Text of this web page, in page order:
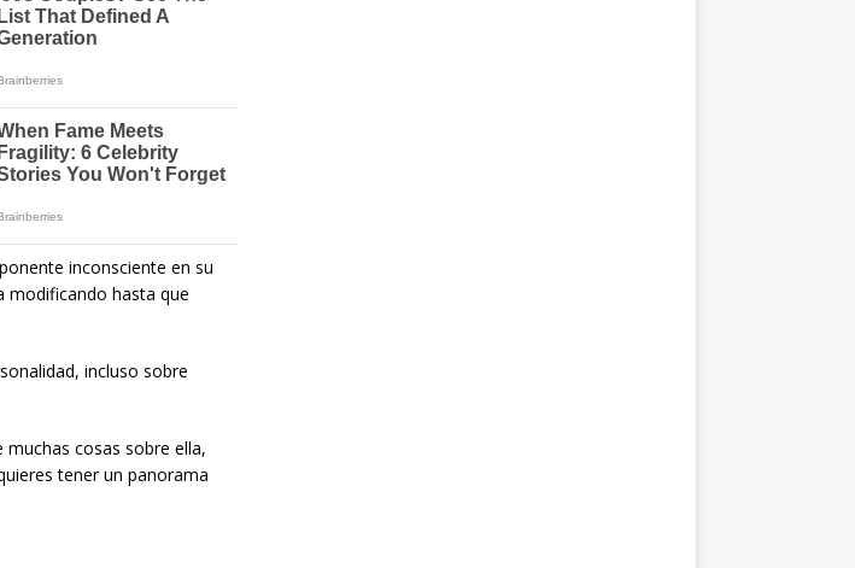
inconsciente en su
modificando hasta que
incluso sobre
cosas sobre ella,
tener un panorama